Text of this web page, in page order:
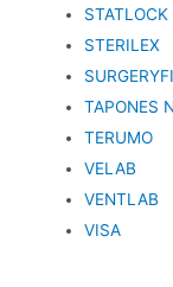
STATLOCK
STERILEX
TAPONES
TERUMO
VELAB
VENTLAB
VISA